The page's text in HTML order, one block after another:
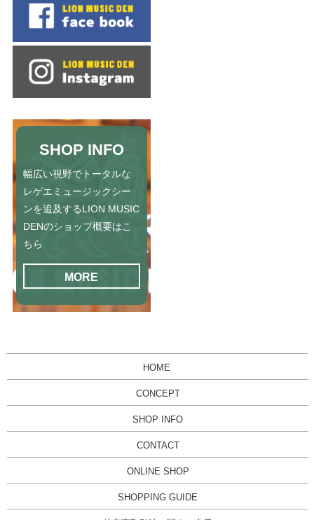
SHOP INFO
幅広い視野でトータルな
レゲエミュージックシー
ンを追及するLION MUSIC
DENのショップ概要はこ
ちら
MORE
HOME
CONCEPT
SHOP INFO
CONTACT
ONLINE SHOP
SHOPPING GUIDE